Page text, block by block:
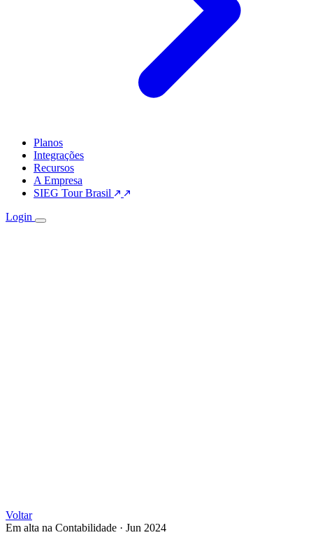
Planos
Integrações
Recursos
A Empresa
SIEG Tour Brasil
Login
Voltar
Em alta na Contabilidade · Jun 2024